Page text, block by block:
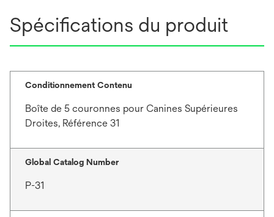
Spécifications du produit
Conditionnement Contenu
Boîte de 5 couronnes pour Canines Supérieures
Droites, Référence 31
Global Catalog Number
P-31